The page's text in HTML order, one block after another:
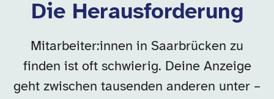
Die Herausforderung
Mitarbeiter:innen in Saarbrücken zu
finden ist oft schwierig. Deine Anzeige
geht zwischen tausenden anderen unter –